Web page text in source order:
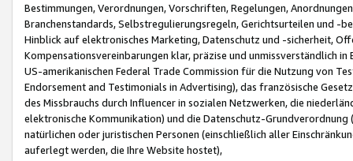
Bestimmungen, Verordnungen, Vorschriften, Regelungen,
Branchenstandards, Selbstregulierungsregeln, Gerichtsurteilen und -
Hinblick auf elektronisches Marketing, Datenschutz und -sicherheit,
Kompensationsvereinbarungen klar, präzise und unmissverständlich
US-amerikanischen Federal Trade Commission für die Nutzung von
Endorsement and Testimonials in Advertising), das französische
des Missbrauchs durch Influencer in sozialen Netzwerken, die
elektronische Kommunikation) und die Datenschutz-
natürlichen oder juristischen Personen (einschließlich aller
auferlegt werden, die Ihre Website hostet),